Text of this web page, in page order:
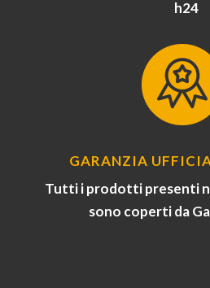
h24
GARANZIA
Tutti i prodotti presenti
sono coperti da